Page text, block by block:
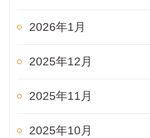
2026年1月
2025年12月
2025年11月
2025年10月